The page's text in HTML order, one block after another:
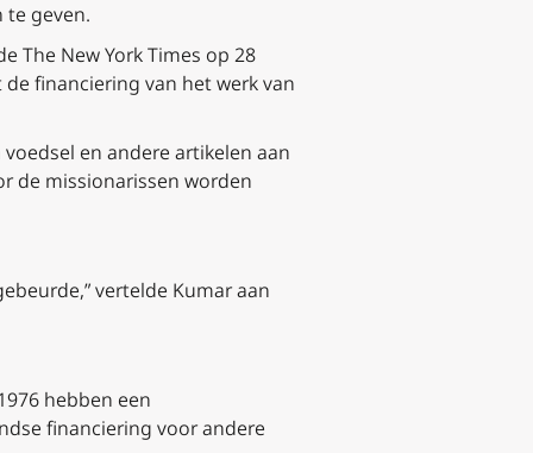
te geven.
The New York Times op 28
financiering van het werk van
en andere artikelen aan
de missionarissen worden
vertelde Kumar aan
hebben een
financiering voor andere